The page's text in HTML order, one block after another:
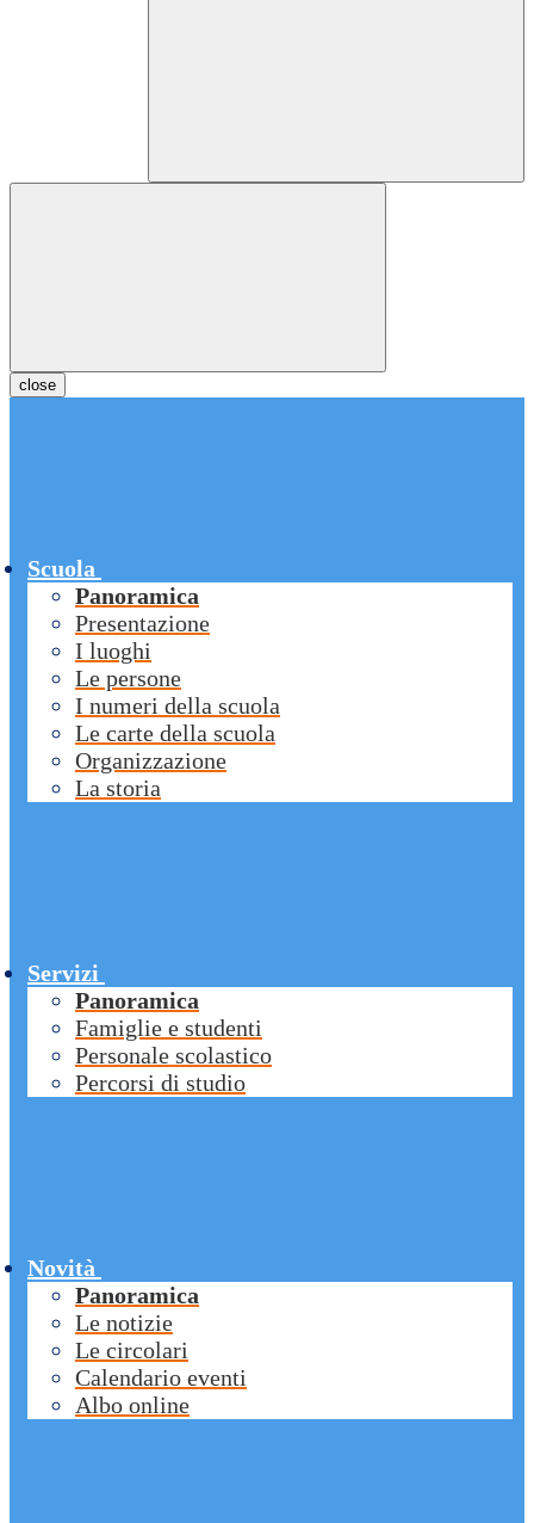
close
Scuola
Panoramica
Presentazione
I luoghi
Le persone
I numeri della scuola
Le carte della scuola
Organizzazione
La storia
Servizi
Panoramica
Famiglie e studenti
Personale scolastico
Percorsi di studio
Novità
Panoramica
Le notizie
Le circolari
Calendario eventi
Albo online